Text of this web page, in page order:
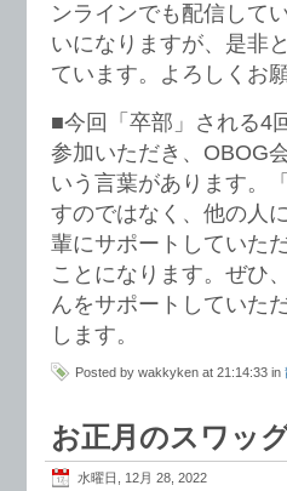
ンラインでも配信して
いになりますが、是非
ています。よろしくお
■今回「卒部」される4
参加いただき、OBOG
いう言葉があります。
すのではなく、他の人
輩にサポートしていた
ことになります。ぜひ
んをサポートしていた
します。
Posted by wakkyken at 21:14:33 in
お正月のスワッ
水曜日, 12月 28, 2022